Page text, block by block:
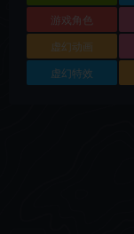
游戏角色
虚幻动画
虚幻特效